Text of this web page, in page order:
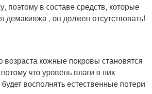
поэтому в составе средств, которые
демакияжа , он должен отсутствовать!
возраста кожные покровы становятся
что уровень влаги в них
восполнять естественные потери